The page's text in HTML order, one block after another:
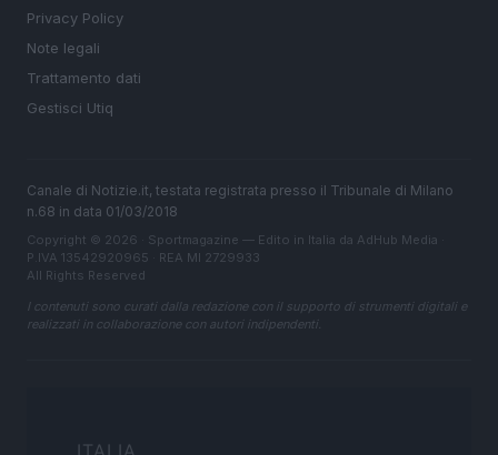
Privacy Policy
Note legali
Trattamento dati
Gestisci Utiq
Canale di Notizie.it, testata registrata presso il Tribunale di Milano
n.68 in data 01/03/2018
Copyright © 2026 · Sportmagazine — Edito in Italia da AdHub Media
P.IVA 13542920965 · REA MI 2729933
All Rights Reserved
I contenuti sono curati dalla redazione con il supporto di strumenti digitali e
realizzati in collaborazione con autori indipendenti.
ITALIA